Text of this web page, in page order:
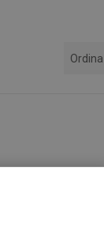
Ordina